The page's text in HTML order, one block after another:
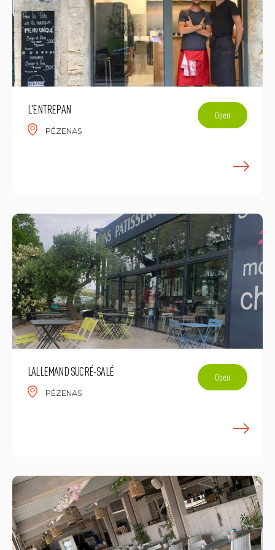
L'ENTREPAN
PÉZENAS
Open
LALLEMAND SUCRÉ-SALÉ
PÉZENAS
Open